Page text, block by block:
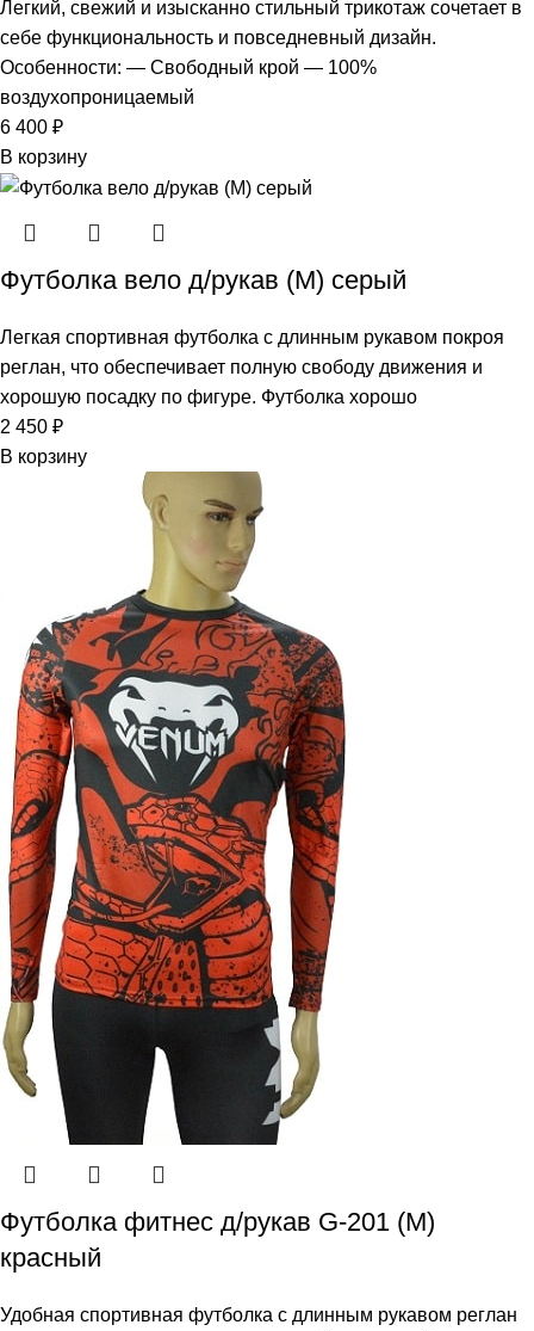
Легкий, свежий и изысканно стильный трикотаж сочетает в
себе функциональность и повседневный дизайн.
Особенности: — Свободный крой — 100%
воздухопроницаемый
6 400 ₽
В корзину
Футболка вело д/рукав (M) серый
Легкая спортивная футболка с длинным рукавом покроя
реглан, что обеспечивает полную свободу движения и
хорошую посадку по фигуре. Футболка хорошо
2 450 ₽
В корзину
Футболка фитнес д/рукав G-201 (M)
красный
Удобная спортивная футболка с длинным рукавом реглан